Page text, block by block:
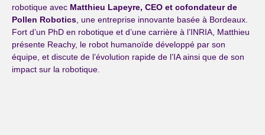
robotique avec Matthieu Lapeyre, CEO et cofondateur de
Pollen Robotics , une entreprise innovante basée à Bordeaux.
Fort d’un PhD en robotique et d’une carrière à l’INRIA, Matthieu
présente Reachy, le robot humanoïde développé par son
équipe, et discute de l’évolution rapide de l’IA ainsi que de son
impact sur la robotique.